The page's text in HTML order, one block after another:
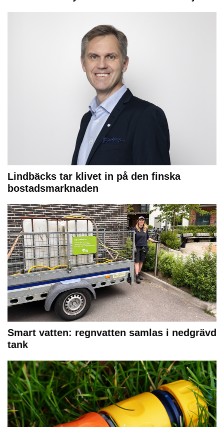
Lindbäcks tar klivet in på den finska
bostadsmarknaden
Smart vatten: regnvatten samlas i nedgrävd
tank